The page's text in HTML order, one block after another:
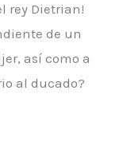
rey Dietrian!
de un
así como a
al ducado?